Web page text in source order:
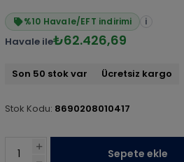
%10 Havale/EFT indirimi i
Havale ile₺62.426,69
Son 50 stok var Ücretsiz kargo
Stok Kodu: 8690208010417
Sepete ekle